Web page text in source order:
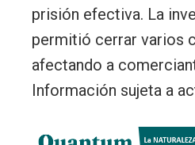
prisión efectiva. La
permitió cerrar varios
afectando a
Información sujeta a